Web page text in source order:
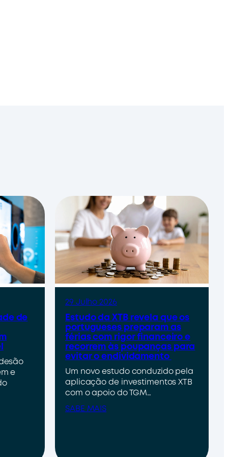
de
e
29 Julho 2026
Estudo da XTB revela que os
portugueses preparam as
férias com rigor financeiro e
recorrem às poupanças para
evitar o endividamento
Um novo estudo conduzido pela
aplicação de investimentos XTB
com o apoio do TGM…
SABE MAIS